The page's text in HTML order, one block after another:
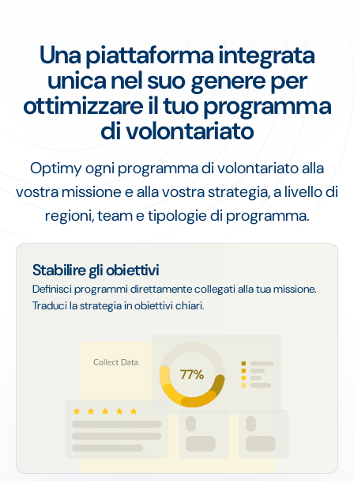
Una piattaforma integrata
unica nel suo genere per
ottimizzare il tuo programma
di volontariato
Optimy ogni programma di volontariato alla
vostra missione e alla vostra strategia, a livello di
regioni, team e tipologie di programma.
Stabilire gli obiettivi
Definisci programmi direttamente collegati alla tua missione.
Traduci la strategia in obiettivi chiari.